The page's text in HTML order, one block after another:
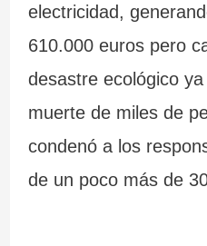
electricidad,
610.000 euros pero
desastre ecológico
muerte de miles de
condenó a los
de un poco más de